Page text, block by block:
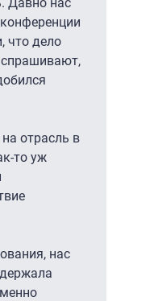
что дело
спрашивают,
отрасль в
то уж
нас